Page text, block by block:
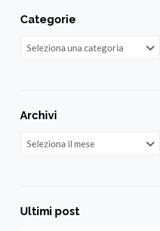
Categorie
Archivi
Ultimi post